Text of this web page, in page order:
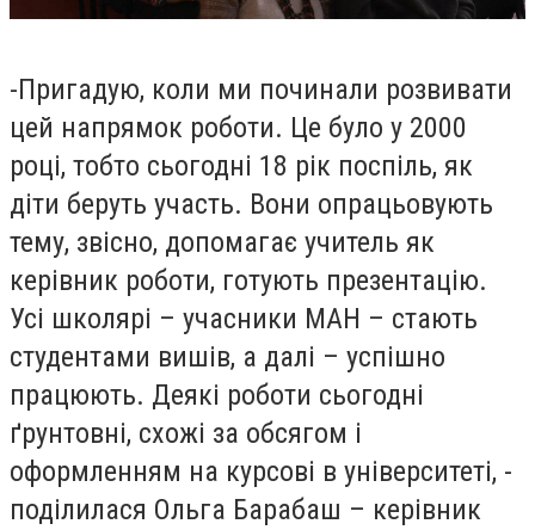
-Пригадую, коли ми починали розвивати
цей напрямок роботи. Це було у 2000
році, тобто сьогодні 18 рік поспіль, як
діти беруть участь. Вони опрацьовують
тему, звісно, допомагає учитель як
керівник роботи, готують презентацію.
Усі школярі – учасники МАН – стають
студентами вишів, а далі – успішно
працюють. Деякі роботи сьогодні
ґрунтовні, схожі за обсягом і
оформленням на курсові в університеті, -
поділилася Ольга Барабаш – керівник